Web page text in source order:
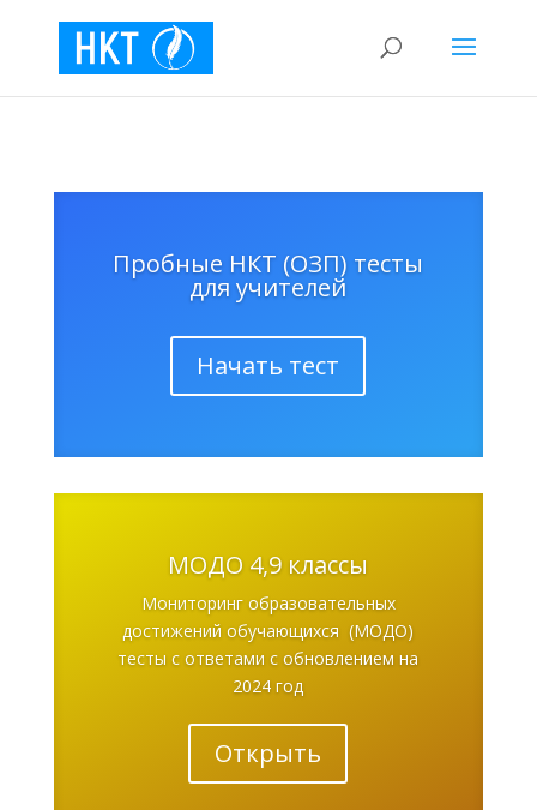
Пробные НКТ (ОЗП) тесты
для учителей
Начать тест
МОДО 4,9 классы
Мониторинг образовательных
достижений обучающихся (МОДО)
тесты с ответами с обновлением на
2024 год
Открыть